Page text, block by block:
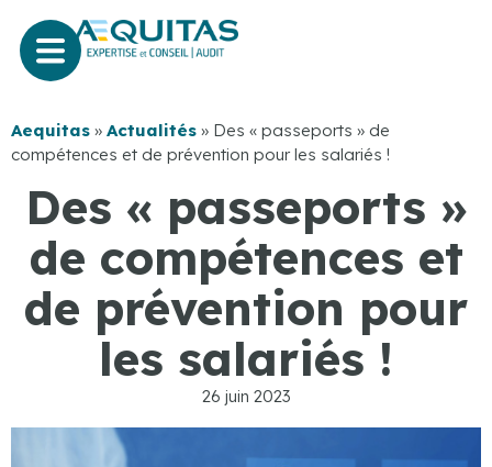
Aequitas » Actualités » Des « passeports » de
compétences et de prévention pour les salariés !
Des « passeports »
de compétences et
de prévention pour
les salariés !
26 juin 2023